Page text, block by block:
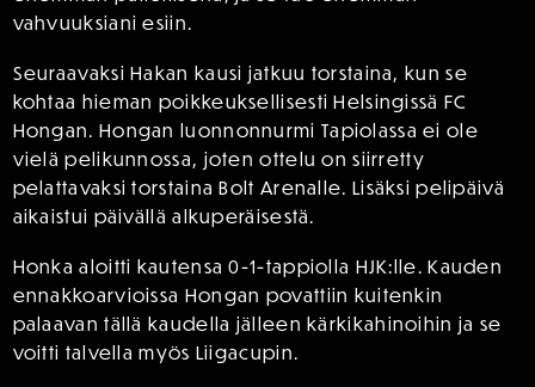
vahvuuksiani esiin.
Seuraavaksi Hakan kausi jatkuu torstaina, kun se
kohtaa hieman poikkeuksellisesti Helsingissä FC
Hongan. Hongan luonnonnurmi Tapiolassa ei ole
vielä pelikunnossa, joten ottelu on siirretty
pelattavaksi torstaina Bolt Arenalle. Lisäksi pelipäivä
aikaistui päivällä alkuperäisestä.
Honka aloitti kautensa 0-1-tappiolla HJK:lle. Kauden
ennakkoarvioissa Hongan povattiin kuitenkin
palaavan tällä kaudella jälleen kärkikahinoihin ja se
voitti talvella myös Liigacupin.